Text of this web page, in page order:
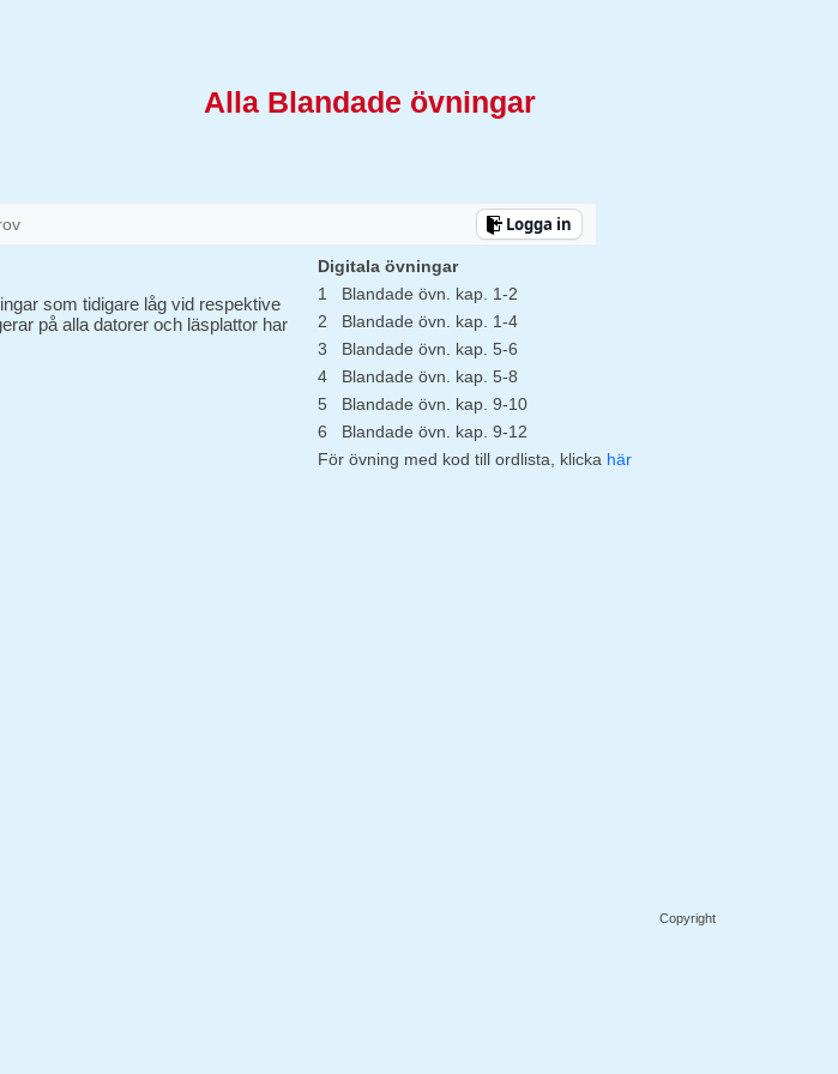
Alla Blandade övningar
Logga in
som tidigare låg vid respektive
på alla datorer och läsplattor har
Digitala övningar
1
Blandade övn. kap. 1-2
2
Blandade övn. kap. 1-4
3
Blandade övn. kap. 5-6
4
Blandade övn. kap. 5-8
5
Blandade övn. kap. 9-10
6
Blandade övn. kap. 9-12
För övning med kod till ordlista, klicka här
Copyright